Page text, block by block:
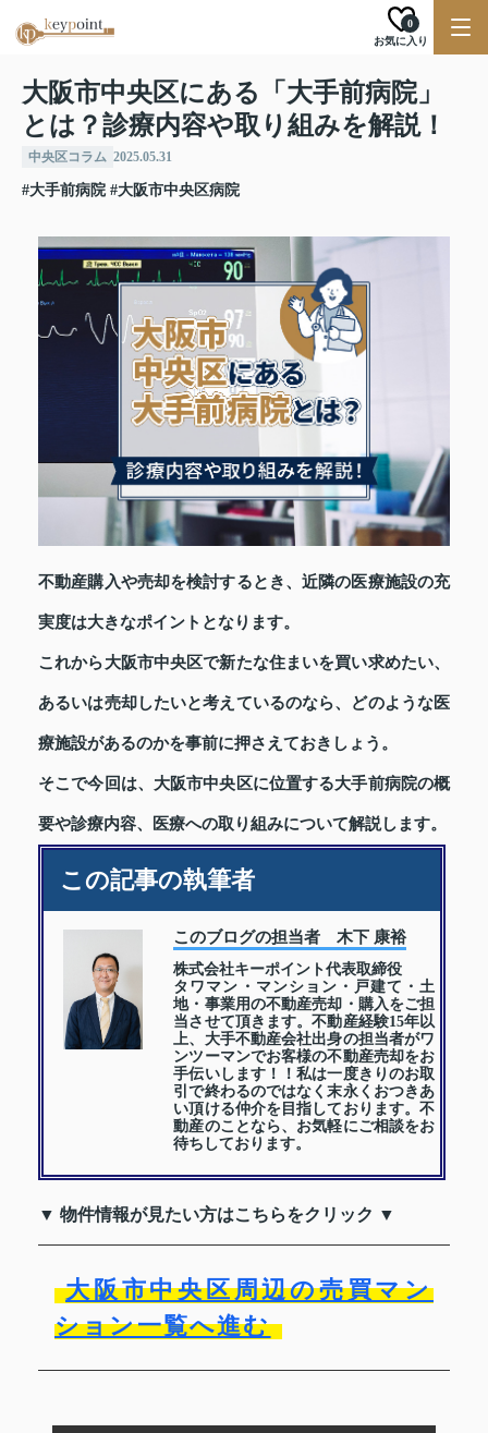
お気に入り
0
大阪市中央区にある「大手前病院」
とは？診療内容や取り組みを解説！
中央区コラム 2025.05.31
#大手前病院 #大阪市中央区病院
不動産購入や売却を検討するとき、近隣の医療施設の充
実度は大きなポイントとなります。
これから大阪市中央区で新たな住まいを買い求めたい、
あるいは売却したいと考えているのなら、どのような医
療施設があるのかを事前に押さえておきしょう。
そこで今回は、大阪市中央区に位置する大手前病院の概
要や診療内容、医療への取り組みについて解説します。
この記事の執筆者
このブログの担当者 木下 康裕
株式会社キーポイント代表取締役
タワマン・マンション・戸建て・土
地・事業用の不動産売却・購入をご担
当させて頂きます。不動産経験15年以
上、大手不動産会社出身の担当者がワ
ンツーマンでお客様の不動産売却をお
手伝いします！！私は一度きりのお取
引で終わるのではなく末永くおつきあ
い頂ける仲介を目指しております。不
動産のことなら、お気軽にご相談をお
待ちしております。
▼ 物件情報が見たい方はこちらをクリック ▼
大阪市中央区周辺の売買マン
ション一覧へ進む